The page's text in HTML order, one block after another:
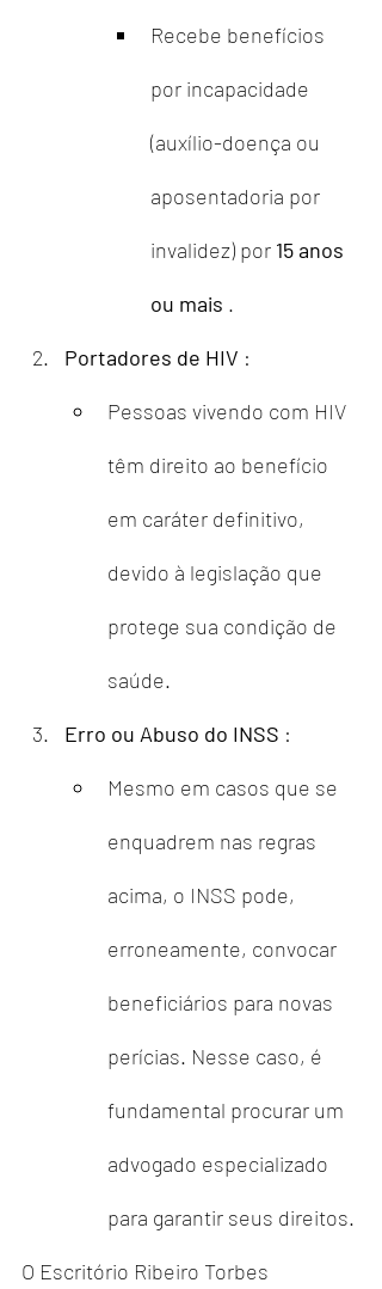
Recebe benefícios
por incapacidade
(auxílio-doença ou
aposentadoria por
invalidez) por 15 anos
ou mais .
Portadores de HIV :
Pessoas vivendo com HIV
têm direito ao benefício
em caráter definitivo,
devido à legislação que
protege sua condição de
saúde.
Erro ou Abuso do INSS :
Mesmo em casos que se
enquadrem nas regras
acima, o INSS pode,
erroneamente, convocar
beneficiários para novas
perícias. Nesse caso, é
fundamental procurar um
advogado especializado
para garantir seus direitos.
O Escritório Ribeiro Torbes